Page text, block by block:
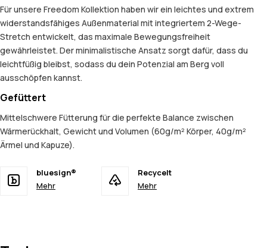
Für unsere Freedom Kollektion haben wir ein leichtes und extrem
widerstandsfähiges Außenmaterial mit integriertem 2-Wege-
Stretch entwickelt, das maximale Bewegungsfreiheit
gewährleistet. Der minimalistische Ansatz sorgt dafür, dass du
leichtfüßig bleibst, sodass du dein Potenzial am Berg voll
ausschöpfen kannst.
Gefüttert
Mittelschwere Fütterung für die perfekte Balance zwischen
Wärmerückhalt, Gewicht und Volumen (60g/m² Körper, 40g/m²
Ärmel und Kapuze).
bluesign®
Mehr
Recycelt
Mehr